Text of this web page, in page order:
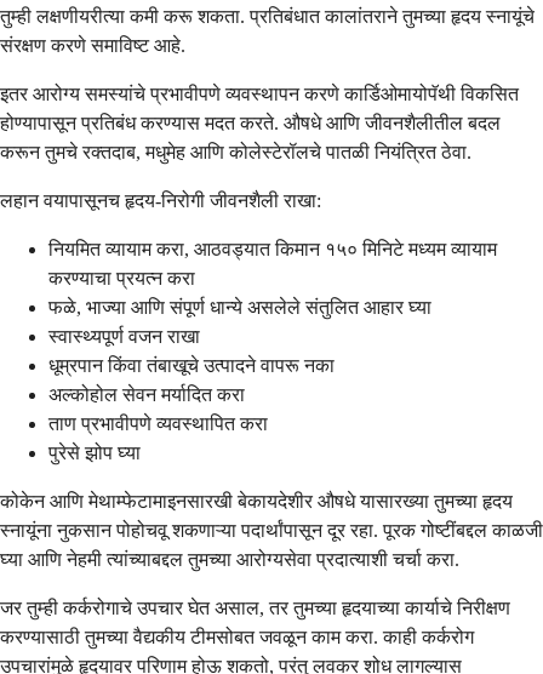
तुम्ही लक्षणीयरीत्या कमी करू शकता. प्रतिबंधात कालांतराने तुमच्या हृदय स्नायूंचे
संरक्षण करणे समाविष्ट आहे.
इतर आरोग्य समस्यांचे प्रभावीपणे व्यवस्थापन करणे कार्डिओमायोपॅथी विकसित
होण्यापासून प्रतिबंध करण्यास मदत करते. औषधे आणि जीवनशैलीतील बदल
करून तुमचे रक्तदाब, मधुमेह आणि कोलेस्टेरॉलचे पातळी नियंत्रित ठेवा.
लहान वयापासूनच हृदय-निरोगी जीवनशैली राखा:
नियमित व्यायाम करा, आठवड्यात किमान १५० मिनिटे मध्यम व्यायाम
करण्याचा प्रयत्न करा
फळे, भाज्या आणि संपूर्ण धान्ये असलेले संतुलित आहार घ्या
स्वास्थ्यपूर्ण वजन राखा
धूम्रपान किंवा तंबाखूचे उत्पादने वापरू नका
अल्कोहोल सेवन मर्यादित करा
ताण प्रभावीपणे व्यवस्थापित करा
पुरेसे झोप घ्या
कोकेन आणि मेथाम्फेटामाइनसारखी बेकायदेशीर औषधे यासारख्या तुमच्या हृदय
स्नायूंना नुकसान पोहोचवू शकणाऱ्या पदार्थांपासून दूर रहा. पूरक गोष्टींबद्दल काळजी
घ्या आणि नेहमी त्यांच्याबद्दल तुमच्या आरोग्यसेवा प्रदात्याशी चर्चा करा.
जर तुम्ही कर्करोगाचे उपचार घेत असाल, तर तुमच्या हृदयाच्या कार्याचे निरीक्षण
करण्यासाठी तुमच्या वैद्यकीय टीमसोबत जवळून काम करा. काही कर्करोग
उपचारांमुळे हृदयावर परिणाम होऊ शकतो, परंतु लवकर शोध लागल्यास